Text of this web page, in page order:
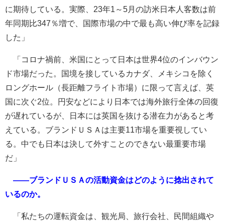
に期待している。実際、23年1～5月の訪米日本人客数は前
年同期比347％増で、国際市場の中で最も高い伸び率を記録
した」
「コロナ禍前、米国にとって日本は世界4位のインバウン
ド市場だった。国境を接しているカナダ、メキシコを除く
ロングホール（長距離フライト市場）に限って言えば、英
国に次ぐ2位。円安などにより日本では海外旅行全体の回復
が遅れているが、日本には英国を抜ける潜在力があると考
えている。ブランドＵＳＡは主要11市場を重要視してい
る。中でも日本は決して外すことのできない最重要市場
だ」
――ブランドＵＳＡの活動資金はどのように捻出されて
いるのか。
「私たちの運転資金は、観光局、旅行会社、民間組織や